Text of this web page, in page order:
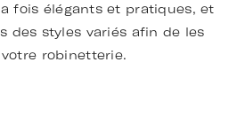
fois élégants et pratiques, et
des styles variés afin de les
robinetterie.